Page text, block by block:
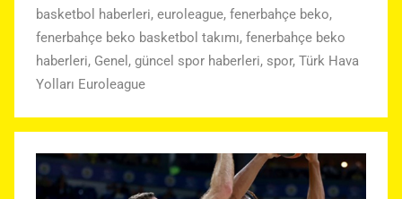
basketbol haberleri, euroleague, fenerbahçe beko,
fenerbahçe beko basketbol takımı, fenerbahçe beko
haberleri, Genel , güncel spor haberleri, spor, Türk Hava
Yolları Euroleague